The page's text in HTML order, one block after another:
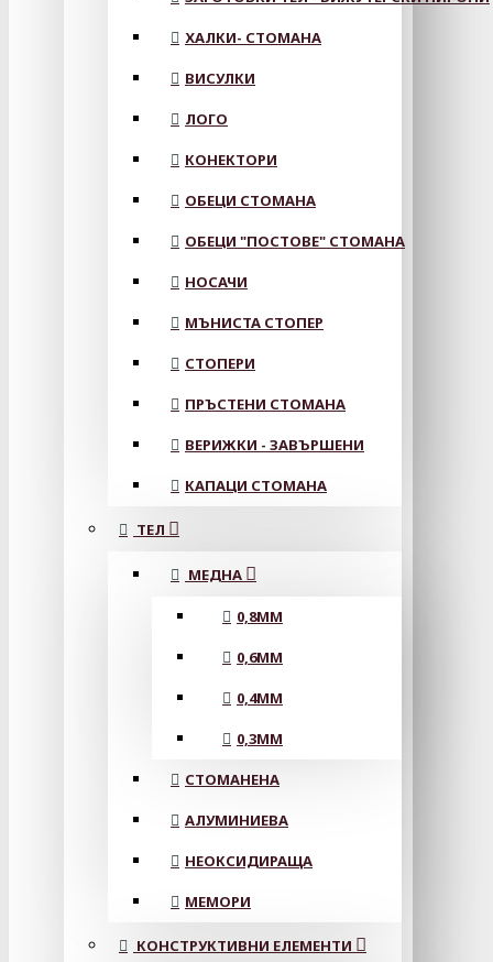
ХАЛКИ- СТОМАНА
ВИСУЛКИ
ЛОГО
КОНЕКТОРИ
ОБЕЦИ СТОМАНА
ОБЕЦИ "ПОСТОВЕ" СТОМАНА
НОСАЧИ
МЪНИСТА СТОПЕР
СТОПЕРИ
ПРЪСТЕНИ СТОМАНА
ВЕРИЖКИ - ЗАВЪРШЕНИ
КАПАЦИ СТОМАНА
ТЕЛ
МЕДНА
0,8MM
0,6MM
0,4MM
0,3MM
СТОМАНЕНА
АЛУМИНИЕВА
НЕОКСИДИРАЩА
МЕМОРИ
КОНСТРУКТИВНИ ЕЛЕМЕНТИ